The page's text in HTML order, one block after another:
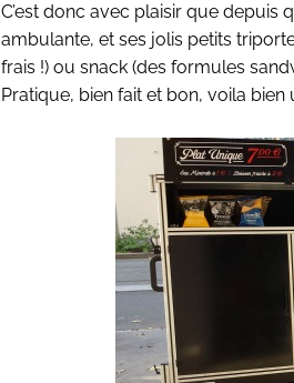
C’est donc avec plaisir que
ambulante, et ses jolis petits
frais !) ou snack (des formules
Pratique, bien fait et bon, voila